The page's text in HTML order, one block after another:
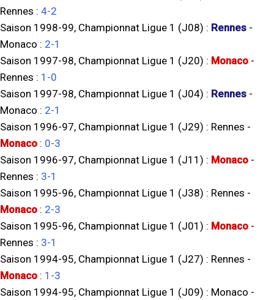
Rennes : 4-2
Saison 1998-99, Championnat Ligue 1 (J08) : Rennes -
Monaco : 2-1
Saison 1997-98, Championnat Ligue 1 (J20) : Monaco -
Rennes : 1-0
Saison 1997-98, Championnat Ligue 1 (J04) : Rennes -
Monaco : 2-1
Saison 1996-97, Championnat Ligue 1 (J29) : Rennes -
Monaco : 0-3
Saison 1996-97, Championnat Ligue 1 (J11) : Monaco -
Rennes : 3-1
Saison 1995-96, Championnat Ligue 1 (J38) : Rennes -
Monaco : 2-3
Saison 1995-96, Championnat Ligue 1 (J01) : Monaco -
Rennes : 3-1
Saison 1994-95, Championnat Ligue 1 (J27) : Rennes -
Monaco : 1-3
Saison 1994-95, Championnat Ligue 1 (J09) : Monaco -